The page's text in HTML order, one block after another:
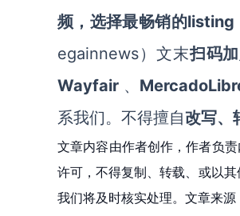
频，选择最畅销的listing
egainnews）文末扫码加
Wayfair 、
系我们。不得擅自改写、
文章内容由作者创作，作者负
许可，不得复制、转载、或以
我们将及时核实处理。文章来源